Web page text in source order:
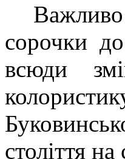
сорочки
всюди
століття